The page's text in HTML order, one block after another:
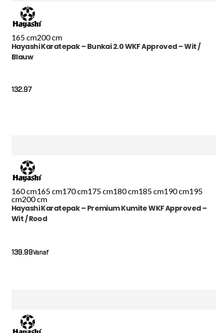
165 cm200 cm
Hayashi Karatepak – Bunkai 2.0 WKF Approved – Wit /
Blauw
132.97
160 cm165 cm170 cm175 cm180 cm185 cm190 cm195
cm200 cm
Hayashi Karatepak – Premium Kumite WKF Approved –
Wit / Rood
Vanaf
139.99